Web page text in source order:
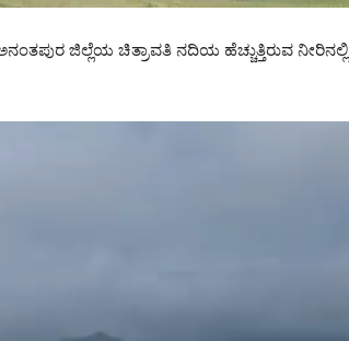
ಜಿಲ್ಲೆಯ ಚಿತ್ರಾವತಿ ನದಿಯ ಹೆಚ್ಚುತ್ತಿರುವ ನೀರಿನಲ್ಲಿ